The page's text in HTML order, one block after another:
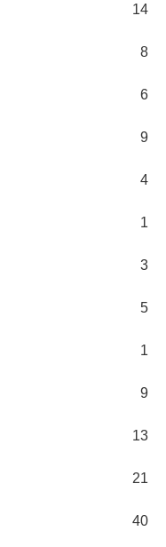
14
8
6
9
4
1
3
5
1
9
13
21
40